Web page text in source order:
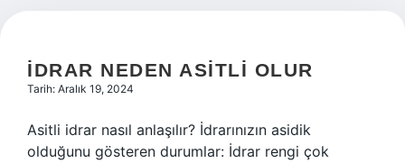
İDRAR NEDEN ASITLI OLUR
Tarih: Aralık 19, 2024
Asitli idrar nasıl anlaşılır? İdrarınızın asidik
olduğunu gösteren durumlar: İdrar rengi çok